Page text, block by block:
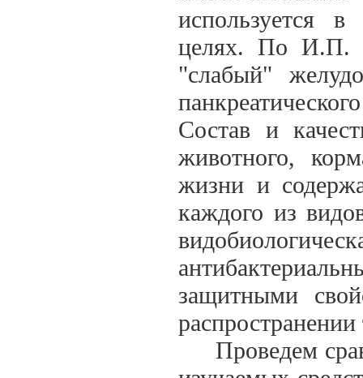
используется
целях. По И.П.
"слабый"
Состав и
животного,
жизни и
каждого из
защитными
Проведем